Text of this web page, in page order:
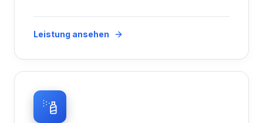
Leistung ansehen